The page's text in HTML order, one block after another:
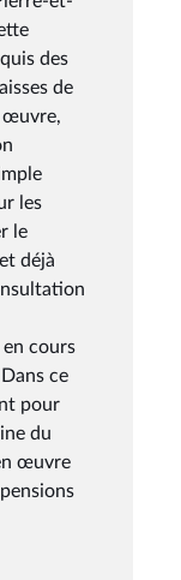
des
de
œuvre,
les
le
déjà
cours
ce
pour
du
œuvre